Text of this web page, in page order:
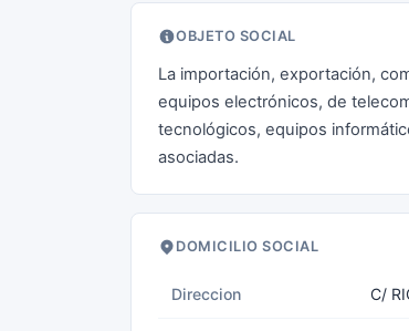
OBJETO SOCIAL
La importación, exportación,
equipos electrónicos, de
tecnológicos, equipos
asociadas.
DOMICILIO SOCIAL
Direccion C/